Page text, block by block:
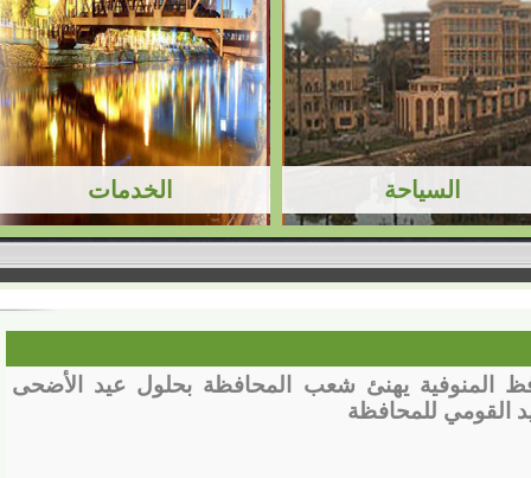
يهنئ شعب المحافظة بحلول عيد الأضحى
للمحافظة